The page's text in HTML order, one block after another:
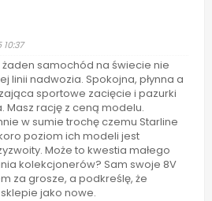
samochód na świecie nie
linii nadwozia. Spokojna, płynna a
sportowe zacięcie i pazurki
Masz rację z ceną modelu.
w sumie trochę czemu Starline
poziom ich modeli jest
Może to kwestia małego
kolekcjonerów? Sam swoje 8V
za grosze, a podkreślę, że
jako nowe.